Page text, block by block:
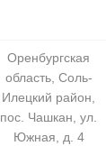
Оренбургская
область, Соль-
Илецкий район,
пос. Чашкан, ул.
Южная, д. 4